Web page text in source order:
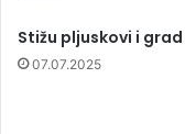
Stižu pljuskovi i grad
07.07.2025